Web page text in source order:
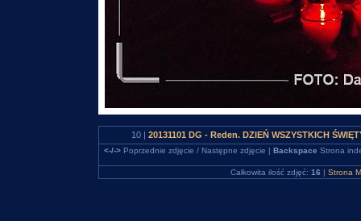
10 | 20131101 DG - Reden. DZIEŃ WSZYSTKICH
<-/->Poprzednie zdjęcie / Następne zdjęcie | Backspace Strona
Całkowita ilość zdjęć: 16 | Strona